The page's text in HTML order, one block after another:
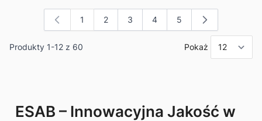
Produkty 1-12 z 60
Aktualnie czytasz stronę
1 Strona
2 Strona
3 Strona
4 Strona
5
Pokaż
ESAB – Innowacyjna Jakość w